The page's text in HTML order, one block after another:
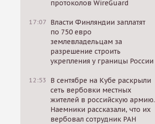
протоколов WireGuard
17:07 Власти Финляндии заплатят
по 750 евро
землевладельцам за
разрешение строить
укрепления у границы России
12:53
В сентябре на Кубе раскрыли
сеть вербовки местных
жителей в российскую армию.
Наемники рассказали, что их
вербовал сотрудник РАН